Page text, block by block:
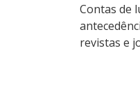
Contas de
revistas e